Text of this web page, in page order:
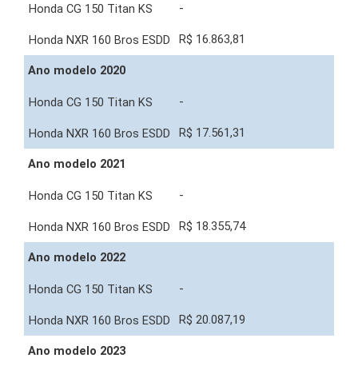
-
R$ 16.863,81
Ano modelo 2020
-
R$ 17.561,31
Ano modelo 2021
-
R$ 18.355,74
Ano modelo 2022
-
R$ 20.087,19
Ano modelo 2023